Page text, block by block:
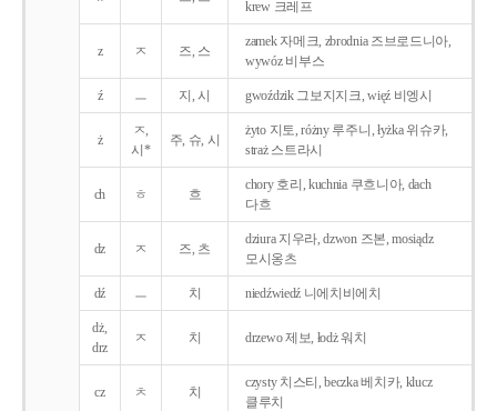
krew 크레프
z ㅈ 즈, 스
zamek 자메크, zbrodnia 즈브로드니아,
wywóz 비부스
ź ㅡ 지, 시 gwoździk 그보지지크, więź 비엥시
ż
ㅈ,
시*
주, 슈, 시
żyto 지토, różny 루주니, łyżka 위슈카,
straż 스트라시
ch ㅎ 흐
chory 호리, kuchnia 쿠흐니아, dach
다흐
dz ㅈ 즈, 츠
dziura 지우라, dzwon 즈본, mosiądz
모시옹츠
dź ㅡ 치 niedźwiedź 니에치비에치
dż,
drz
ㅈ 치 drzewo 제보, łodż 워치
cz ㅊ 치
czysty 치스티, beczka 베치카, klucz
클루치